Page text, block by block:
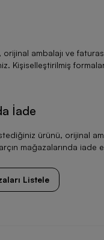
orijinal ambalajı ve
Kişiselleştirilmiş
İade
ürünü, orijinal
mağazalarında iade
Listele